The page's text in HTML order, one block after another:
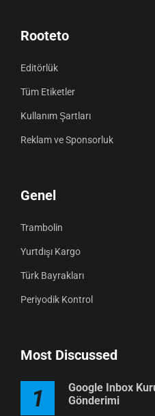
Rooteto
Editörlük
Tüm Etiketler
Kullanım Şartları
Reklam ve Sponsorluk
Genel
Trambolin
Yurtdışı Kargo
Türk Bayrakları
Periyodik Kontrol
Most Discussed
1
Google Inbox
Gönderimi